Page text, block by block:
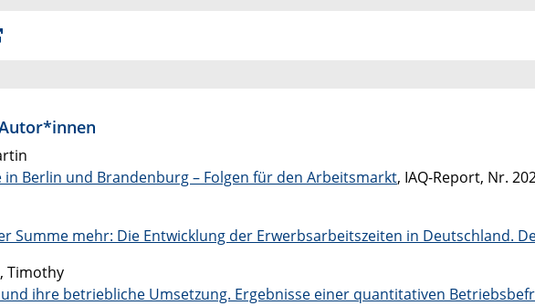
Berlin und Brandenburg – Folgen für den Arbeitsmarkt, IAQ-Report, Nr.
Summe mehr: Die Entwicklung der Erwerbsarbeitszeiten in Deutschland.
Timothy
ihre betriebliche Umsetzung. Ergebnisse einer quantitativen